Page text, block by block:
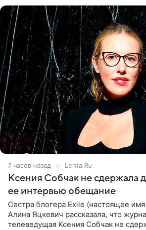
7 часов назад Lenta.Ru
Ксения Собчак не сдержала
ее интервью обещание
Сестра блогера Exile (настоящее
Алина Яцкевич рассказала, что
телеведущая Ксения Собчак не